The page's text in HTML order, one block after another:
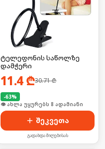
ტელეფონის საწოლზე
დამჭერი
11.4₾30.71₾
-63%
🛒 ბოლო 24სთ-ში იყიდა 9-მა
შეკვეთა
გადახდა მიღებისას